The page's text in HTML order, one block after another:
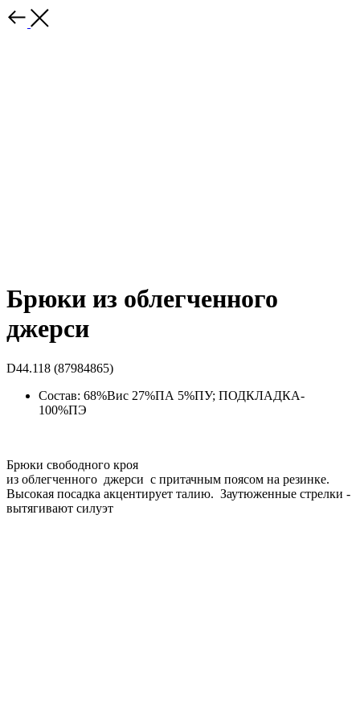
Брюки из облегченного
джерси
D44.118 (87984865)
Состав: 68%Вис 27%ПА 5%ПУ; ПОДКЛАДКА-
100%ПЭ
Брюки свободного кроя
из облегченного джерси с притачным поясом на резинке.
Высокая посадка акцентирует талию. Заутюженные стрелки -
вытягивают силуэт